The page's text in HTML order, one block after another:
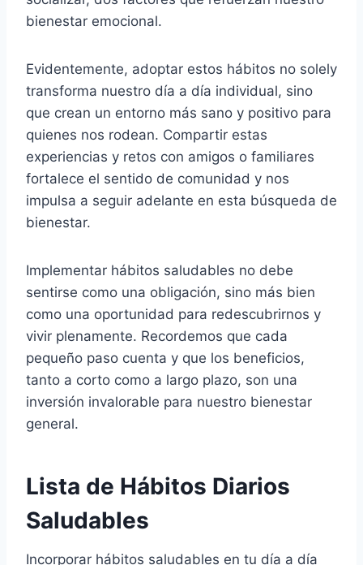
bienestar emocional.
Evidentemente, adoptar estos hábitos no solely
transforma nuestro día a día individual, sino
que crean un entorno más sano y positivo para
quienes nos rodean. Compartir estas
experiencias y retos con amigos o familiares
fortalece el sentido de comunidad y nos
impulsa a seguir adelante en esta búsqueda de
bienestar.
Implementar hábitos saludables no debe
sentirse como una obligación, sino más bien
como una oportunidad para redescubrirnos y
vivir plenamente. Recordemos que cada
pequeño paso cuenta y que los beneficios,
tanto a corto como a largo plazo, son una
inversión invalorable para nuestro bienestar
general.
Lista de Hábitos Diarios
Saludables
Incorporar hábitos saludables en tu día a día